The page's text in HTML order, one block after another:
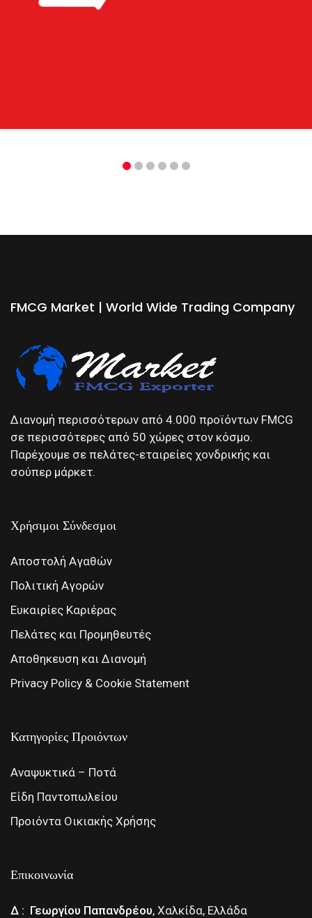
FMCG Market | World Wide Trading Company
Διανομή περισσότερων από 4.000 προϊόντων FMCG
σε περισσότερες από 50 χώρες στον κόσμο.
Παρέχουμε σε πελάτες-εταιρείες χονδρικής και
σούπερ μάρκετ.
Χρήσιμοι Σύνδεσμοι
Αποστολή Αγαθών
Πολιτική Αγορών
Ευκαιρίες Καριέρας
Πελάτες και Προμηθευτές
Αποθηκευση και Διανομή
Privacy Policy & Cookie Statement
Κατηγορίες Προιόντων
Αναψυκτικά – Ποτά
Είδη Παντοπωλείου
Προιόντα Οικιακής Χρήσης
Επικοινωνία
Δ : Γεωργίου Παπανδρέου, Χαλκίδα, Ελλάδα